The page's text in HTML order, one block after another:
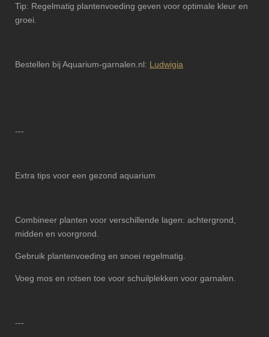
Tip: Regelmatig plantenvoeding geven voor optimale kleur en
groei.
Bestellen bij Aquarium-garnalen.nl: Ludwigia
---
Extra tips voor een gezond aquarium
Combineer planten voor verschillende lagen: achtergrond,
midden en voorgrond.
Gebruik plantenvoeding en snoei regelmatig.
Voeg mos en rotsen toe voor schuilplekken voor garnalen.
---